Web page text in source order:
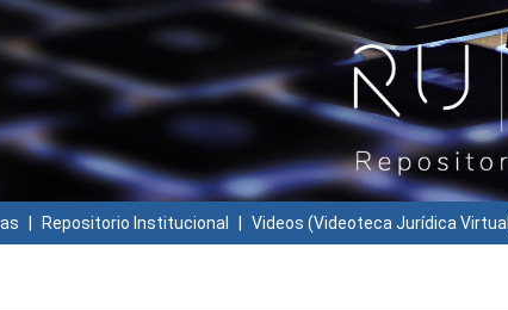
Repositorio Institucional Videos (Videoteca Jurídica